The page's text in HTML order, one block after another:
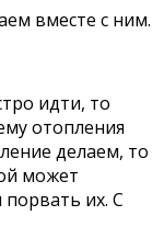
вместе с ним.
идти, то
отопления
делаем, то
может
порвать их. С